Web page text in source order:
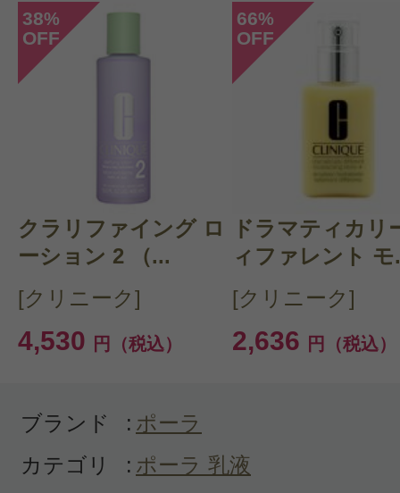
ハードな毎日を過ごしてますが、こ
陰で、肌はシミも薄くなり潤ってい
度お試しを！
すべての2件のクチコミを見る
このコスメのレビューを書いて
クチコミを投稿する
38%
OFF
クラリファイング ロ
ーション 2 （...
[クリニーク]
4,530 円（税込）
66%
OFF
ドラマティカリ
ィファレント モ
[クリニーク]
2,636 円（税込）
ブランド : ポーラ
カテゴリ
: ポーラ 乳液